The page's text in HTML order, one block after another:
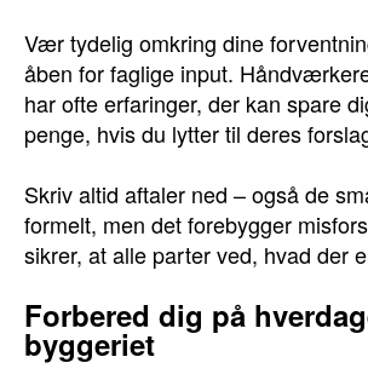
Vær tydelig omkring dine
åben for faglige input.
har ofte erfaringer, der kan spare
penge, hvis du lytter til deres
Skriv altid aftaler ned – også de
formelt, men det forebygger
sikrer, at alle parter ved, hvad der
Forbered dig på
byggeriet